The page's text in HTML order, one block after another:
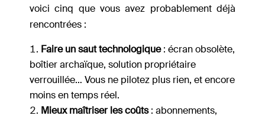
voici cinq que vous avez probablement déjà
rencontrées :
Faire un saut technologique: écran obsolète,
boîtier archaïque, solution propriétaire
verrouillée… Vous ne pilotez plus rien, et encore
moins en temps réel.
Mieux maîtriser les coûts: abonnements,